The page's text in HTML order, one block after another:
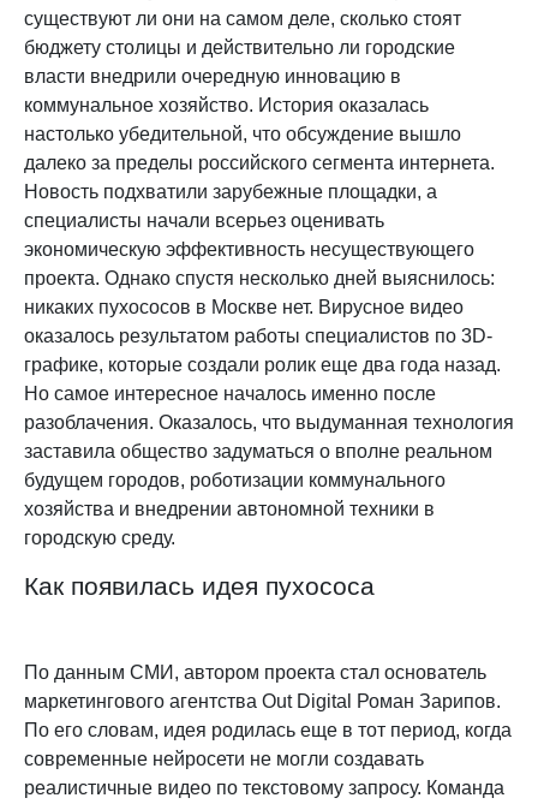
существуют ли они на самом деле, сколько стоят
бюджету столицы и действительно ли городские
власти внедрили очередную инновацию в
коммунальное хозяйство. История оказалась
настолько убедительной, что обсуждение вышло
далеко за пределы российского сегмента интернета.
Новость подхватили зарубежные площадки, а
специалисты начали всерьез оценивать
экономическую эффективность несуществующего
проекта. Однако спустя несколько дней выяснилось:
никаких пухососов в Москве нет. Вирусное видео
оказалось результатом работы специалистов по 3D-
графике, которые создали ролик еще два года назад.
Но самое интересное началось именно после
разоблачения. Оказалось, что выдуманная технология
заставила общество задуматься о вполне реальном
будущем городов, роботизации коммунального
хозяйства и внедрении автономной техники в
городскую среду.
Как появилась идея пухососа
По данным СМИ, автором проекта стал основатель
маркетингового агентства Out Digital Роман Зарипов.
По его словам, идея родилась еще в тот период, когда
современные нейросети не могли создавать
реалистичные видео по текстовому запросу. Команда